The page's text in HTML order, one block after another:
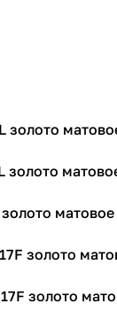
золото
золото
матовое
золото
золото